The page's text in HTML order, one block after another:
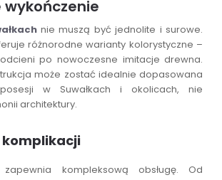
wykończenie
nie muszą być jednolite i surowe.
różnorodne warianty kolorystyczne –
po nowoczesne imitacje drewna.
może zostać idealnie dopasowana
w Suwałkach i okolicach, nie
architektury.
komplikacji
kompleksową obsługę. Od